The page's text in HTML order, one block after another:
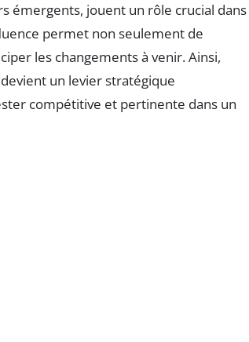
émergents, jouent un rôle crucial dans
permet non seulement de
les changements à venir. Ainsi,
un levier stratégique
compétitive et pertinente dans un